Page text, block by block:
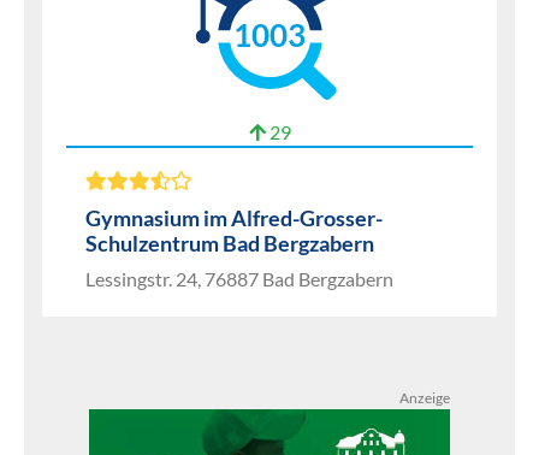
1003
29
Gymnasium im Alfred-Grosser-
Schulzentrum Bad Bergzabern
Lessingstr. 24, 76887 Bad Bergzabern
Anzeige